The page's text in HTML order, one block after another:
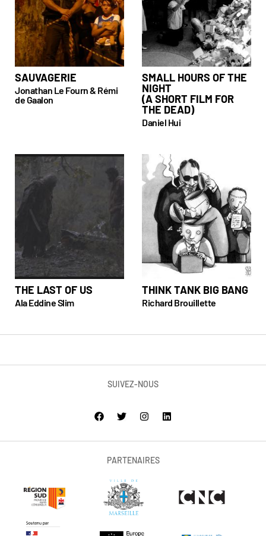
SAUVAGERIE
Jonathan Le Fourn & Rémi
de Gaalon
SMALL HOURS OF THE
NIGHT
(A SHORT FILM FOR
THE DEAD)
Daniel Hui
THE LAST OF US
Ala Eddine Slim
THINK TANK BIG BANG
Richard Brouillette
SUIVEZ-NOUS
PARTENAIRES